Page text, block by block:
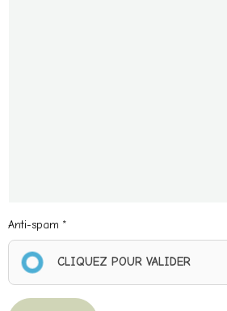
Anti-spam
CLIQUEZ POUR VALIDER